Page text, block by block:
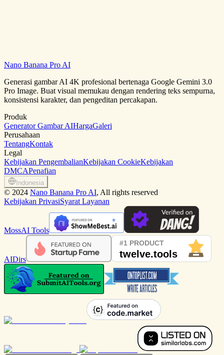
Mulai Membuat Gratis
Nano Banana Pro AI
Generasi gambar AI 4K profesional bertenaga Google Gemini 3.0
Pro Image. Buat visual memukau dengan rendering teks sempurna,
konsistensi karakter, dan pengeditan percakapan.
Produk
Generator Gambar AIHargaGaleri
Perusahaan
TentangKontak
Legal
Kebijakan PengembalianKebijakan CookieKebijakan
DMCAPenafian
Indonesia
© 2024 Nano Banana Pro AI, All rights reserved
Kebijakan PrivasiSyarat Layanan
MossAI Tools
AIDirs